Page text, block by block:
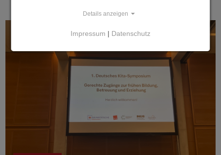
Details anzeigen
Impressum | Datenschutz